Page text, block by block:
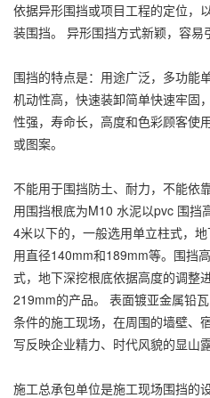
依据异形围挡或项目工程的定位，
装围挡。 异形围挡方式新颖，容易
围挡的特点是：用途广泛，多功能
机动性高，快速装卸简单快速牢固
性强，寿命长，高度和色彩顾客使
或图案。
不能用于围挡防土、耐力，不能依
用围挡根底为M10 水泥以pvc 围挡
4米以下的，一般选用单立柱式，
用直径140mm和189mm等。围挡
式，地下深挖根底依据高度的调整
219mm的产品。 表面镀亚金属铅
条件的施工现场，在周围的墙壁、
写反映企业精力、时代风貌的显山
施工总承包单位是施工现场围挡的